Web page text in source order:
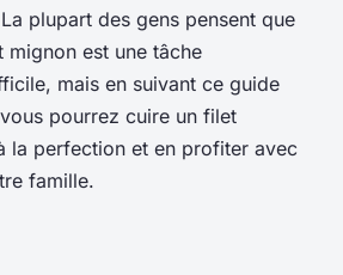
plupart des gens pensent que
mignon est une tâche
mais en suivant ce guide
pourrez cuire un filet
la perfection et en profiter avec
famille.